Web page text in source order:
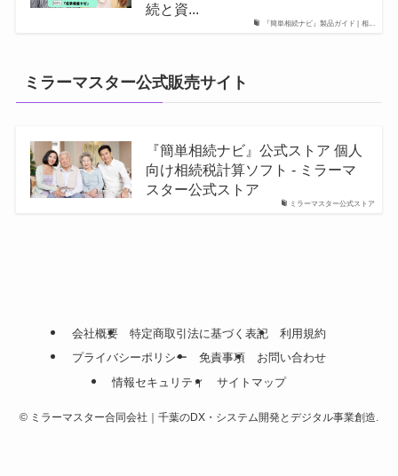
『簡単相続ナビ』製品ガイド | 相...
続と資...
ミラーマスター公式販売サイト
ミラーマスター公式ストア
『簡単相続ナビ』公式ストア 個人
向け相続税計算ソフト - ミラーマ
スター公式ストア
会社概要 特定商取引法に基づく表記
利用規約
プライバシーポリシー
免責事項
お問い合わせ
情報セキュリティ
サイトマップ
© ミラーマスター合同会社｜千葉のDX・システム開発とデジタル事業創造.